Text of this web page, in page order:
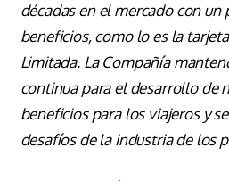
décadas en el mercado con un
beneficios, como lo es la
Limitada. La Compañía
continua para el desarrollo de
beneficios para los viajeros y
desafíos de la industria de los